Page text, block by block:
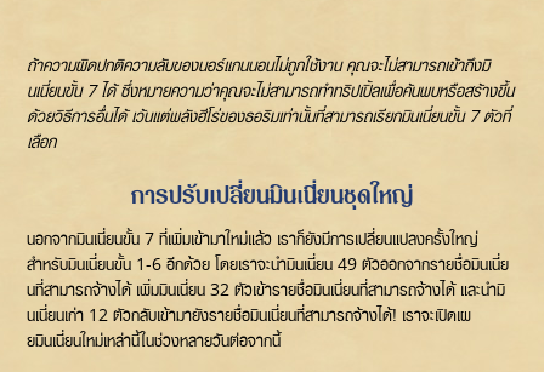
ถ้าความผิดปกติความลับของนอร์แกนนอนไม่ถูกใช้งาน คุณจะไม่สามารถเข้าถึงมิ
นเนี่ยนขั้น 7 ได้ ซึ่งหมายความว่าคุณจะไม่สามารถทำทริปเปิ้ลเพื่อค้นพบหรือสร้างขึ้น
ด้วยวิธีการอื่นได้ เว้นแต่พลังฮีโร่ของธอริมเท่านั้นที่สามารถเรียกมินเนี่ยนขั้น 7 ตัวที่
เลือก
การปรับเปลี่ยนมินเนี่ยนชุดใหญ่
นอกจากมินเนี่ยนขั้น 7 ที่เพิ่มเข้ามาใหม่แล้ว เราก็ยังมีการเปลี่ยนแปลงครั้งใหญ่
สำหรับมินเนี่ยนขั้น 1-6 อีกด้วย โดยเราจะนำมินเนี่ยน 49 ตัวออกจากรายชื่อมินเนี่ย
นที่สามารถจ้างได้ เพิ่มมินเนี่ยน 32 ตัวเข้ารายชื่อมินเนี่ยนที่สามารถจ้างได้ และนำมิ
นเนี่ยนเก่า 12 ตัวกลับเข้ามายังรายชื่อมินเนี่ยนที่สามารถจ้างได้! เราจะเปิดเผ
ยมินเนี่ยนใหม่เหล่านี้ในช่วงหลายวันต่อจากนี้